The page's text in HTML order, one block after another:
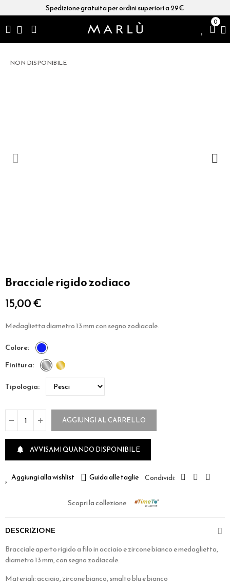
Spedizione gratuita per ordini superiori a 29€
0
NON DISPONIBILE
Bracciale rigido zodiaco
15,00 €
Medaglietta diametro 13 mm con segno zodiacale.
colore
finitura
tipologia
AGGIUNGI AL CARRELLO
 AVVISAMI QUANDO DISPONIBILE
Aggiungi alla wishlist Guida alle taglie
Scopri la collezione
DESCRIZIONE
Bracciale aperto rigido a filo in acciaio e zircone bianco e medaglietta,
diametro 13 mm, con segno zodiacale.
Materiali: acciaio, zircone bianco, smalto blu e bianco